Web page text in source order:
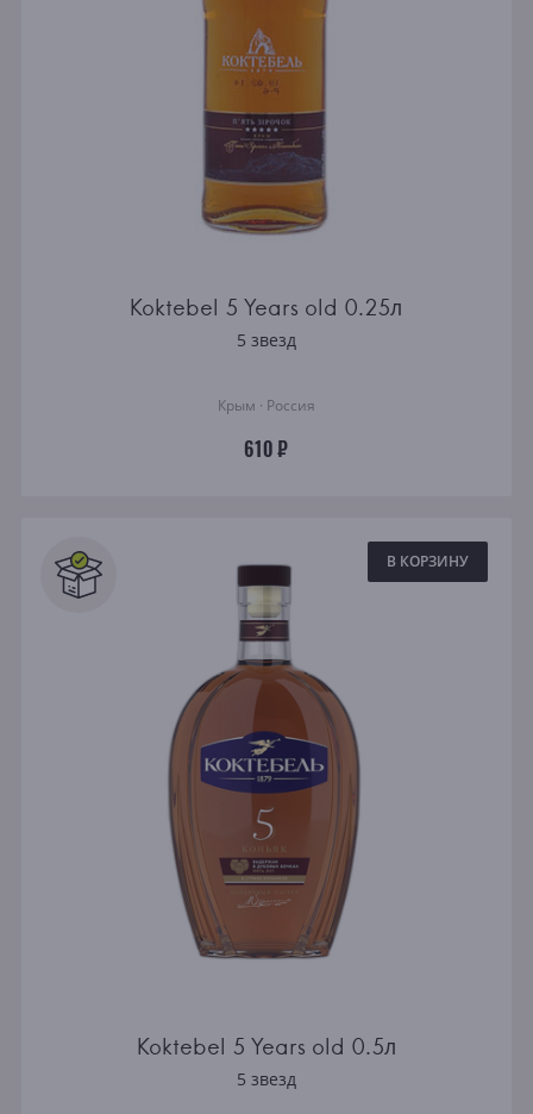
Koktebel 5 Years old 0.25л
5 звезд
Крым · Россия
610 ₽
В КОРЗИНУ
Koktebel 5 Years old 0.5л
5 звезд